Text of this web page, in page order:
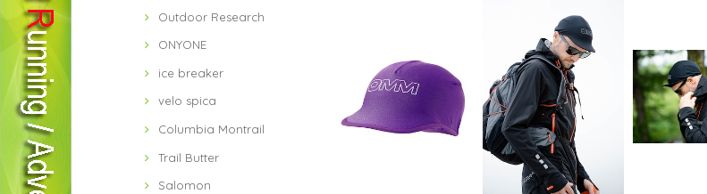
Outdoor Research
ONYONE
ice breaker
velo spica
Columbia Montrail
Trail Butter
Salomon